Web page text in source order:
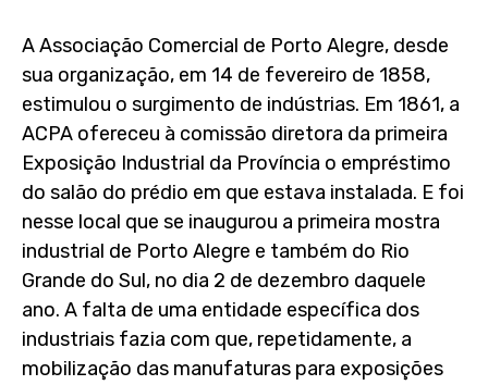
A Associação Comercial de Porto Alegre, desde
sua organização, em 14 de fevereiro de 1858,
estimulou o surgimento de indústrias. Em 1861, a
ACPA ofereceu à comissão diretora da primeira
Exposição Industrial da Província o empréstimo
do salão do prédio em que estava instalada. E foi
nesse local que se inaugurou a primeira mostra
industrial de Porto Alegre e também do Rio
Grande do Sul, no dia 2 de dezembro daquele
ano. A falta de uma entidade específica dos
industriais fazia com que, repetidamente, a
mobilização das manufaturas para exposições